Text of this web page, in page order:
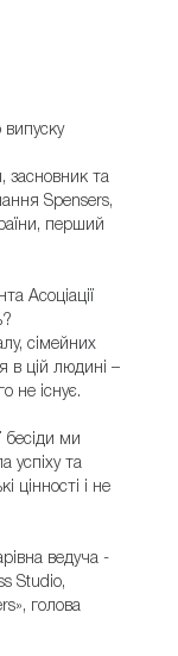
засновник та
Spensers,
перший
Асоціації
сімейних
в цій людині –
не існує.
бесіди ми
успіху та
цінності і не
ведуча -
Studio,
голова